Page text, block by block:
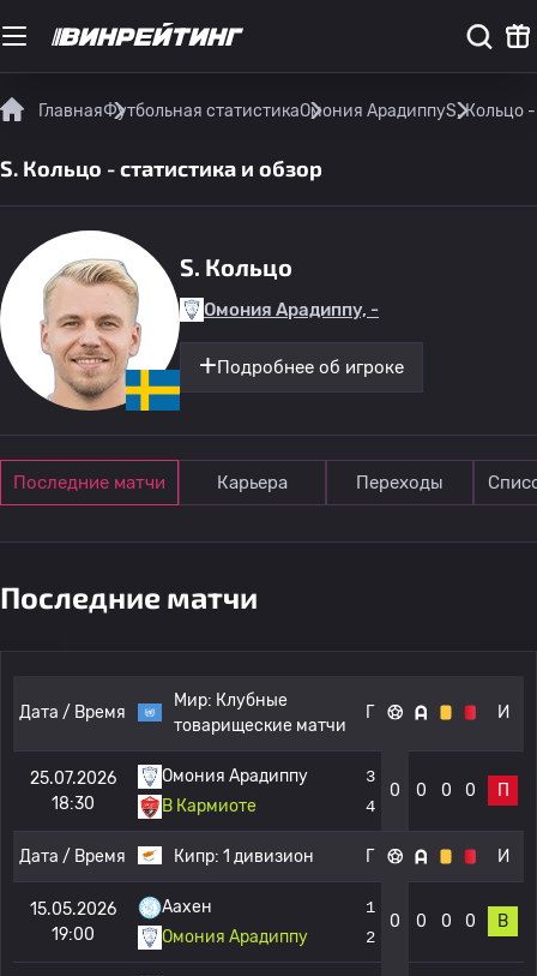
ГлавнаяФутбольная статистикаОмония АрадиппуS. Кольцо
S. Кольцо - статистика и обзор
S. Кольцо
Омония Арадиппу, -
Подробнее об игроке
Последние матчи Карьера Переходы
Последние матчи
Дата / Время
Мир: Клубные
товарищеские матчи
Г И
25.07.2026
18:30
Омония Арадиппу
В Кармиоте
3
4
0 0 0 0 П
Дата / Время Кипр: 1 дивизион Г И
15.05.2026
19:00
Аахен
Омония Арадиппу
1
2
0 0 0 0 В